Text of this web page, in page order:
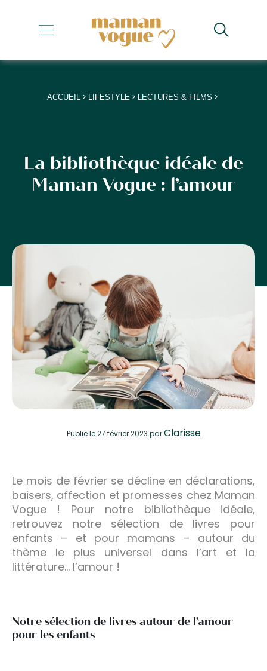
+
+
+
+
ACCUEIL > LIFESTYLE > LECTURES & FILMS >
La bibliothèque idéale de
Maman Vogue : l’amour
Publiéle 27 février 2023 parClarisse
Le mois de février se décline en déclarations,
baisers, affection et promesses chez Maman
Vogue ! Pour notre bibliothèque idéale,
retrouvez notre sélection de livres pour
enfants – et pour mamans – autour du
thème le plus universel dans l’art et la
littérature… l’amour !
Notre sélection de livres autour de l’amour
pour les enfants